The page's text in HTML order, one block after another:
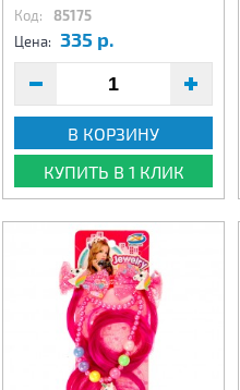
Код: 85175
Цена: 335 р.
В КОРЗИНУ
КУПИТЬ В 1 КЛИК